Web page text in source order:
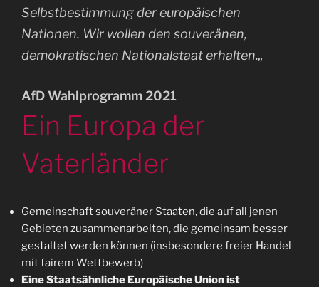
Selbstbestimmung der europäischen
Nationen. Wir wollen den souveränen,
demokratischen Nationalstaat erhalten.„
AfD Wahlprogramm 2021
Ein Europa der
Vaterländer
Gemeinschaft souveräner Staaten, die auf all jenen
Gebieten zusammenarbeiten, die gemeinsam besser
gestaltet werden können (insbesondere freier Handel
mit fairem Wettbewerb)
Eine Staatsähnliche Europäische Union ist